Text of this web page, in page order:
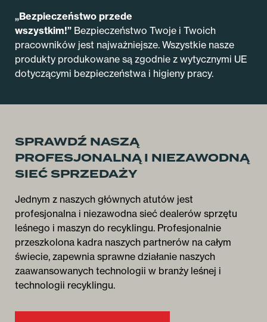
„Bezpieczeństwo przede
wszystkim!” Bezpieczeństwo Twoje i Twoich
pracowników jest najważniejsze. Wszystkie nasze
produkty produkowane są zgodnie z wytycznymi UE
dotyczącymi bezpieczeństwa i higieny pracy.
SPRAWDŹ NASZĄ
PROFESJONALNĄ I NIEZAWODNĄ
SIEĆ SPRZEDAŻY
Jednym z naszych głównych atutów jest
profesjonalna i niezawodna sieć dealerów sprzętu
leśnego i maszyn do recyklingu. Profesjonalnie
przeszkolona kadra naszych partnerów na całym
świecie, zapewnia sprawne działanie naszych
zaawansowanych technologii w branży leśnej i
technologii recyklingu.